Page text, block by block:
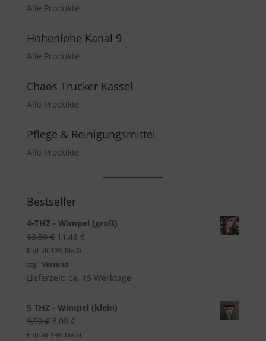
Alle Produkte
Hohenlohe Kanal 9
Alle Produkte
Chaos Trucker Kassel
Alle Produkte
Pflege & Reinigungsmittel
Alle Produkte
Bestseller
4-THZ - Wimpel (groß)
13,50€ Ursprünglicher
Preis
war:
13,50 €
11,48 €Aktueller
11,48 €.
Enthält 19% MwSt.
zzgl. Versand
Lieferzeit: ca. 15 Werktage
5 THZ - Wimpel (klein)
9,50€ Ursprünglicher
Preis
8,08 €Aktueller
Preis
Enthält 19% MwSt.